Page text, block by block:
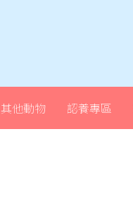
其他動物 認養專區